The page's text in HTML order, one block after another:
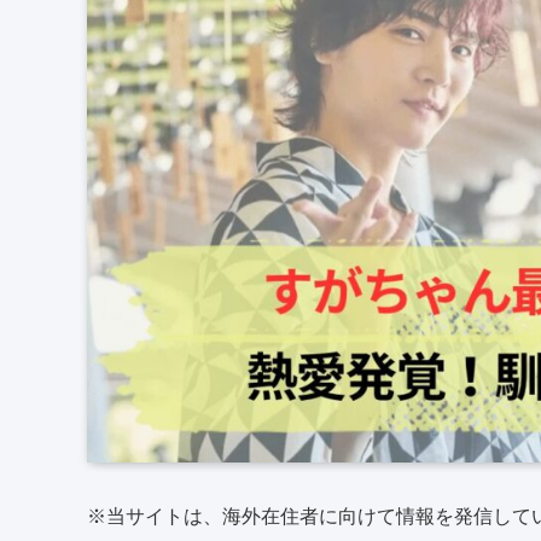
※当サイトは、海外在住者に向けて情報を発信して